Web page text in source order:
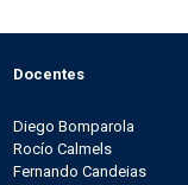
Docentes
Diego Bomparola
Rocío Calmels
Fernando Candeias